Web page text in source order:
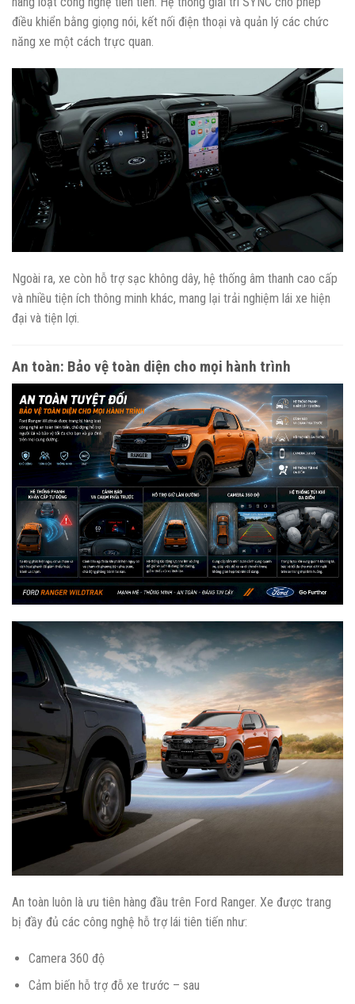
điều khiển bằng giọng nói, kết nối điện thoại và quản lý các chức
năng xe một cách trực quan.
Ngoài ra, xe còn hỗ trợ sạc không dây, hệ thống âm thanh cao cấp
và nhiều tiện ích thông minh khác, mang lại trải nghiệm lái xe hiện
đại và tiện lợi.
An toàn: Bảo vệ toàn diện cho mọi hành trình
An toàn luôn là ưu tiên hàng đầu trên Ford Ranger. Xe được trang
bị đầy đủ các công nghệ hỗ trợ lái tiên tiến như:
Camera 360 độ
Cảm biến hỗ trợ đỗ xe trước – sau